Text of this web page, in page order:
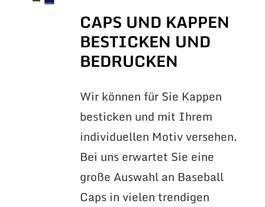
CAPS UND KAPPEN
BESTICKEN UND
BEDRUCKEN
Wir können für Sie Kappen
besticken und mit Ihrem
individuellen Motiv versehen.
Bei uns erwartet Sie eine
große Auswahl an Baseball
Caps in vielen trendigen